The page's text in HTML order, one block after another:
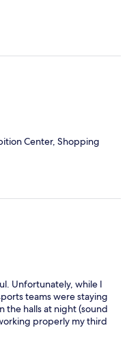
Center, Shopping
Unfortunately, while I
teams were staying
the halls at night (sound
properly my third